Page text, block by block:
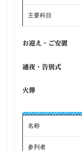
主要科目
お迎え・ご安置
通夜・告別式
火葬
名称
参列者